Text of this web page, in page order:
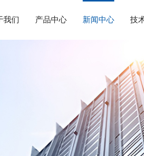
我们 产品中心 新闻中心 技